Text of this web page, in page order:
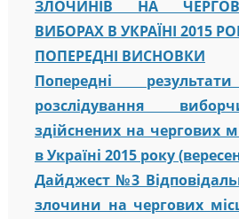
ЗЛОЧИНІВ НА
ВИБОРАХ В УКРАЇНІ 2015
ПОПЕРЕДНІ ВИСНОВКИ
Попередні
розслідування
здійснених на чергових
в Україні 2015 року
Дайджест №3
злочини на чергових